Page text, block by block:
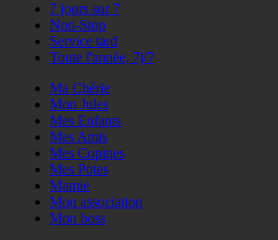
7 jours sur 7
Non-Stop
Service tard
Toute l'année, 7j/7
Ma Chérie
Mon Jules
Mes Enfants
Mes Amis
Mes Copines
Mes Potes
Mamie
Mon association
Mon boss